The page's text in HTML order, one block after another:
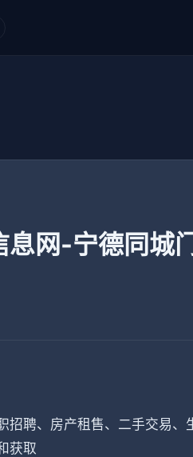
网-宁德同城
聘、房产租售、二手交易、
获取